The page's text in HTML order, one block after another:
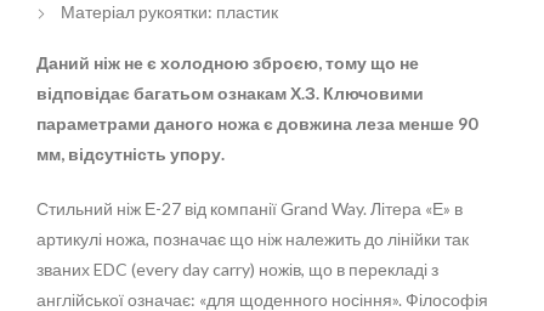
Матеріал рукоятки: пластик
Даний ніж не є холодною зброєю, тому що не
відповідає багатьом ознакам Х.З. Ключовими
параметрами даного ножа є довжина леза менше 90
мм, відсутність упору.
Стильний ніж Е-27 від компанії Grand Way. Літера «Е» в
артикулі ножа, позначає що ніж належить до лінійки так
званих EDC (every day carry) ножів, що в перекладі з
англійської означає: «для щоденного носіння». Філософія